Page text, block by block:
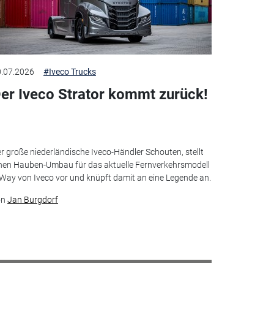
#Iveco Trucks
Iveco Strator kommt zurück!
große niederländische Iveco-Händler Schouten, stellt
Hauben-Umbau für das aktuelle Fernverkehrsmodell
von Iveco vor und knüpft damit an eine Legende an.
Jan Burgdorf